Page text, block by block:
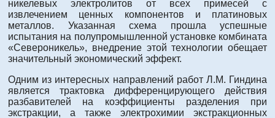
никелевых электролитов от всех примесей с
извлечением ценных компонентов и платиновых
металлов. Указанная схема прошла успешные
испытания на полупромышленной установке комбината
«Североникель», внедрение этой технологии обещает
значительный экономический эффект.
Одним из интересных направлений работ Л.М. Гиндина
является трактовка дифференцирующего действия
разбавителей на коэффициенты разделения при
экстракции, а также электрохимии экстракционных